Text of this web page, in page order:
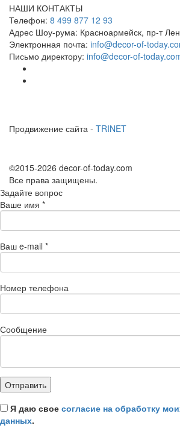
НАШИ КОНТАКТЫ
Телефон: 8 499 877 12 93
Адрес Шоу-рума: Красноармейск, пр-т
Электронная почта: info@decor-of-
Письмо директору: info@decor-of-
Продвижение сайта - TRINET
©2015-2026 decor-of-today.com
Все права защищены.
Задайте вопрос
Ваше имя *
Ваш e-mail *
Номер телефона
Сообщение
Я даю свое согласие на обработку
данных.